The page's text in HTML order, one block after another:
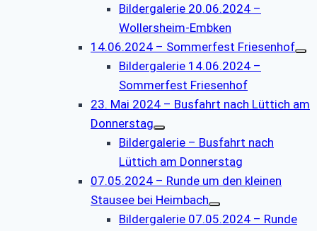
Bildergalerie 20.06.2024 –
Wollersheim-Embken
14.06.2024 – Sommerfest Friesenhof
Bildergalerie 14.06.2024 –
Sommerfest Friesenhof
23. Mai 2024 – Busfahrt nach Lüttich am
Donnerstag
Bildergalerie – Busfahrt nach
Lüttich am Donnerstag
07.05.2024 – Runde um den kleinen
Stausee bei Heimbach
Bildergalerie 07.05.2024 – Runde